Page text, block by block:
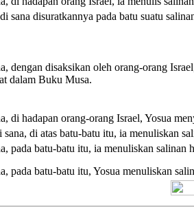
sana disuratkannya pada batu suatu
dengan disaksikan oleh orang-orang
dalam Buku Musa.
di hadapan orang-orang Israel, Yosua
sana, di atas batu-batu itu, ia menuliskan
pada batu-batu itu, ia menuliskan
pada batu-batu itu, Yosua menuliskan